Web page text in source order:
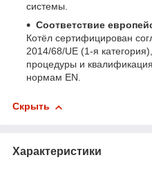
системы.
Соответствие
Котёл сертифицирован
2014/68/UE (1-я
процедуры и
нормам EN.
Скрыть
Характеристики